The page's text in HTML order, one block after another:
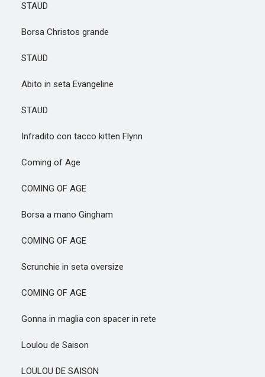
STAUD
Borsa Christos grande
STAUD
Abito in seta Evangeline
STAUD
Infradito con tacco kitten Flynn
Coming of Age
COMING OF AGE
Borsa a mano Gingham
COMING OF AGE
Scrunchie in seta oversize
COMING OF AGE
Gonna in maglia con spacer in rete
Loulou de Saison
LOULOU DE SAISON